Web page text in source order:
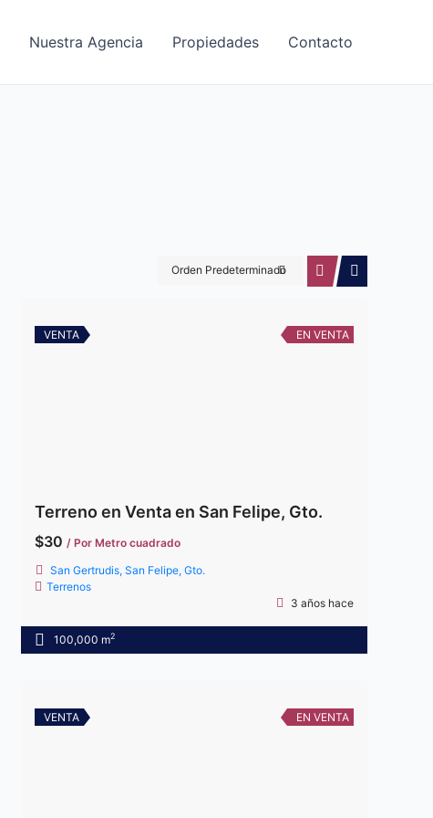
Nuestra Agencia Propiedades Contacto
Orden Predeterminado
VENTA EN VENTA
Terreno en Venta en San Felipe, Gto.
$30 / Por Metro cuadrado
San Gertrudis, San Felipe, Gto.
Terrenos
3 años hace
100,000 m2
VENTA EN VENTA